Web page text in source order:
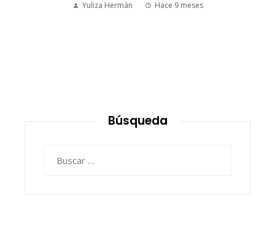
Yuliza Hermán Hace 9 meses
Búsqueda